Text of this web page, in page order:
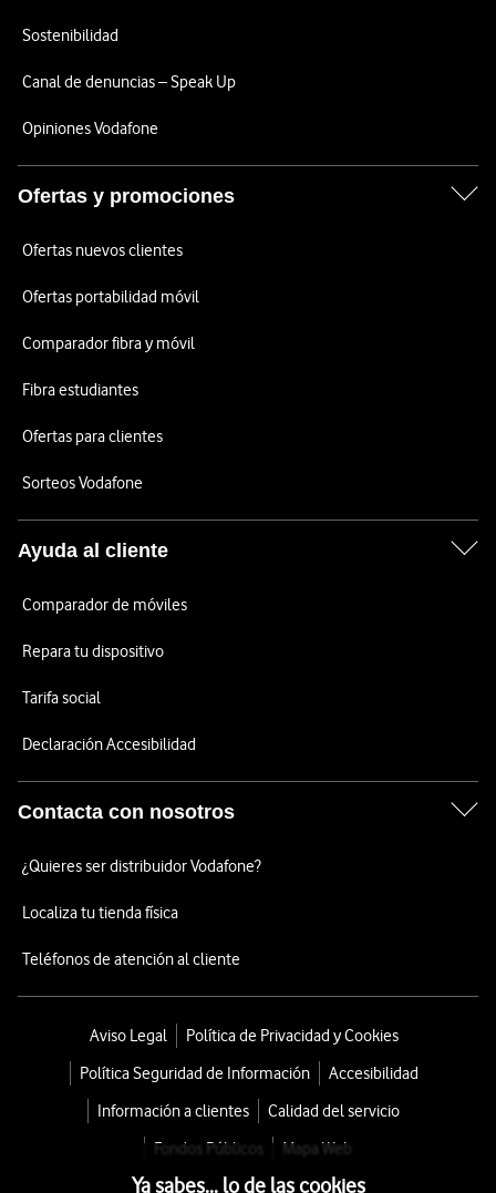
Sostenibilidad
Canal de denuncias – Speak Up
Opiniones Vodafone
Ofertas y promociones
Ofertas nuevos clientes
Ofertas portabilidad móvil
Comparador fibra y móvil
Fibra estudiantes
Ofertas para clientes
Sorteos Vodafone
Ayuda al cliente
Comparador de móviles
Repara tu dispositivo
Tarifa social
Declaración Accesibilidad
Contacta con nosotros
¿Quieres ser distribuidor Vodafone?
Localiza tu tienda física
Teléfonos de atención al cliente
Aviso Legal
Política de Privacidad y Cookies
Política Seguridad de Información
Accesibilidad
Información a clientes
Calidad del servicio
Fondos Públicos
Mapa Web
Ya sabes... lo de las cookies